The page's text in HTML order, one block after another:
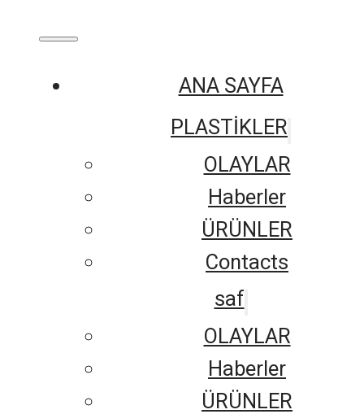
ANA SAYFA
PLASTİKLER
OLAYLAR
Haberler
ÜRÜNLER
Contacts
saf
OLAYLAR
Haberler
ÜRÜNLER